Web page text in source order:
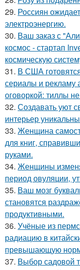
29. Россиян
электроэнергию.
30. Ваш заказ с
космос - стартап
космическую
31. В США
сериалы и рекламу
оговоркой: тиллы
32. Создавать уют
интерьер
33. Женщина
для книг,
руками.
34. Женщины
период овуляции,
35. Ваш мозг
становятся
продуктивными.
36. Учёные из
радиацию в
превышающую
37. Выбор садовой